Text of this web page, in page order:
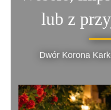
lub z
Dwór Korona